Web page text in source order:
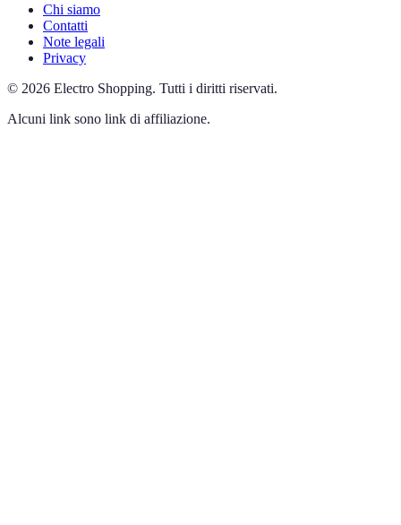
Chi siamo
Contatti
Note legali
Privacy
© 2026 Electro Shopping. Tutti i diritti riservati.
Alcuni link sono link di affiliazione.